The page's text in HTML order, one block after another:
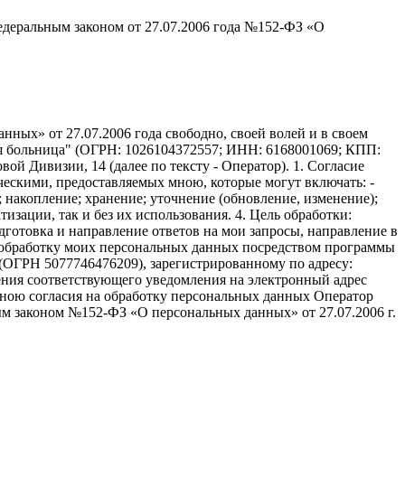
законом от 27.07.2006 года №152-ФЗ «О
от 27.07.2006 года свободно, своей волей и в своем
больница" (ОГРН: 1026104372557; ИНН: 6168001069; КПП:
Дивизии, 14 (далее по тексту - Оператор). 1. Согласие
предоставляемых мною, которые могут включать: -
хранение; уточнение (обновление, изменение);
так и без их использования. 4. Цель обработки:
и направление ответов на мои запросы, направление в
моих персональных данных посредством программы
5077746476209), зарегистрированному по адресу:
соответствующего уведомления на электронный адрес
согласия на обработку персональных данных Оператор
законом №152-ФЗ «О персональных данных» от 27.07.2006 г.